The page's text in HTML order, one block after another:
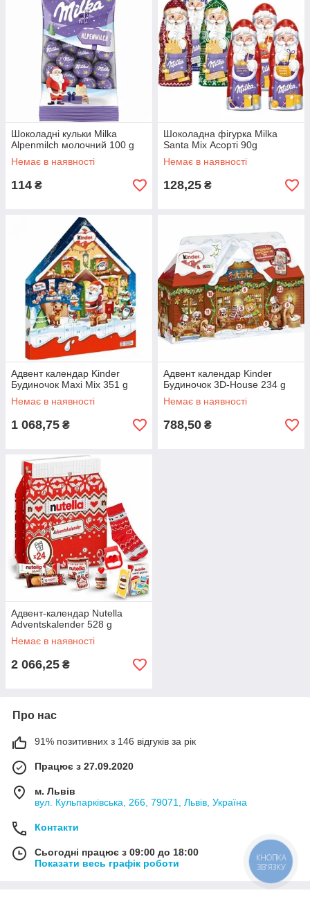
Шоколадні кульки Milka
Alpenmilch молочний 100 g
Немає в наявності
114 ₴
Шоколадна фігурка Milka
Santa Mix Асорті 90g
Немає в наявності
128,25 ₴
Адвент календар Kinder
Будиночок Maxi Mix 351 g
Немає в наявності
1 068,75 ₴
Адвент календар Kinder
Будиночок 3D-House 234 g
Немає в наявності
788,50 ₴
Адвент-календар Nutella
Adventskalender 528 g
Немає в наявності
2 066,25 ₴
Про нас
91% позитивних з 146 відгуків за рік
Працює з 27.09.2020
м. Львів
вул. Кульпарківська, 266, 79071, Львів, Україна
Контакти
Сьогодні працює з 09:00 до 18:00
Показати весь графік роботи
КНОПКА
ЗВ'ЯЗКУ